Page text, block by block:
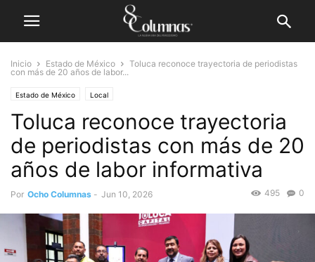
Inicio Estado de México
Toluca reconoce trayectoria de periodistas
con más de 20 años de labor...
Estado de México Local
Toluca reconoce trayectoria
de periodistas con más de 20
años de labor informativa
Por Ocho Columnas - Jun 10, 2026 0
495